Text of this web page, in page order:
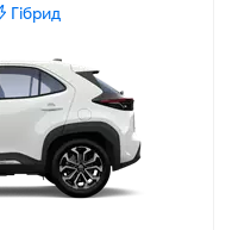
Гібрид